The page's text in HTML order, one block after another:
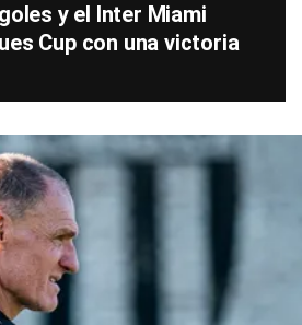
y el Inter Miami
Cup con una victoria